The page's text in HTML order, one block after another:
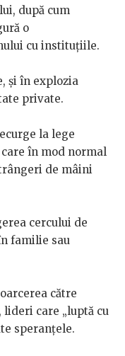
după cum
o
cu instituțiile.
și în explozia
private.
la lege
în mod normal
de mâini
cercului de
familie sau
către
care „luptă cu
speranțele.